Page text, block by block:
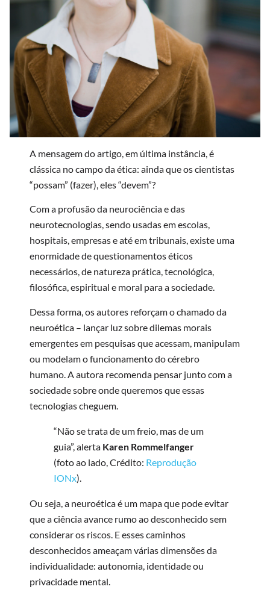
A mensagem do artigo, em última instância, é
clássica no campo da ética: ainda que os cientistas
“possam” (fazer), eles “devem”?
Com a profusão da neurociência e das
neurotecnologias, sendo usadas em escolas,
hospitais, empresas e até em tribunais, existe uma
enormidade de questionamentos éticos
necessários, de natureza prática, tecnológica,
filosófica, espiritual e moral para a sociedade.
Dessa forma, os autores reforçam o chamado da
neuroética – lançar luz sobre dilemas morais
emergentes em pesquisas que acessam, manipulam
ou modelam o funcionamento do cérebro
humano. A autora recomenda pensar junto com a
sociedade sobre onde queremos que essas
tecnologias cheguem.
“Não se trata de um freio, mas de um
guia”, alerta Karen Rommelfanger
(foto ao lado, Crédito: Reprodução
IONx).
Ou seja, a neuroética é um mapa que pode evitar
que a ciência avance rumo ao desconhecido sem
considerar os riscos. E esses caminhos
desconhecidos ameaçam várias dimensões da
individualidade: autonomia, identidade ou
privacidade mental.